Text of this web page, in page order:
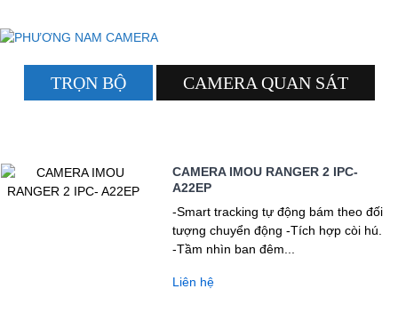
TRỌN BỘ CAMERA QUAN SÁT
CAMERA IMOU RANGER 2 IPC-
A22EP
-Smart tracking tự động bám theo đối
tượng chuyển động -Tích hợp còi hú.
-Tầm nhìn ban đêm...
Liên hệ